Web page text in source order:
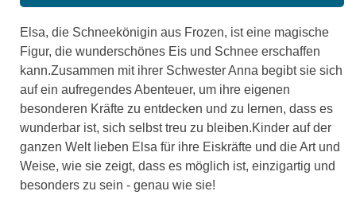
Elsa, die Schneekönigin aus Frozen, ist eine magische
Figur, die wunderschönes Eis und Schnee erschaffen
kann.Zusammen mit ihrer Schwester Anna begibt sie sich
auf ein aufregendes Abenteuer, um ihre eigenen
besonderen Kräfte zu entdecken und zu lernen, dass es
wunderbar ist, sich selbst treu zu bleiben.Kinder auf der
ganzen Welt lieben Elsa für ihre Eiskräfte und die Art und
Weise, wie sie zeigt, dass es möglich ist, einzigartig und
besonders zu sein - genau wie sie!